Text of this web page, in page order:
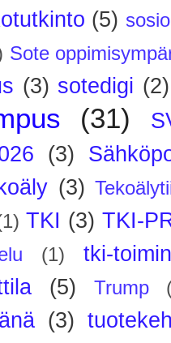
(5)
Sote
(3) sotedigi (2)
(31)
(3)
(3)
TKI (3) TKI-
(1)
tki-
(5) Trump
(3)